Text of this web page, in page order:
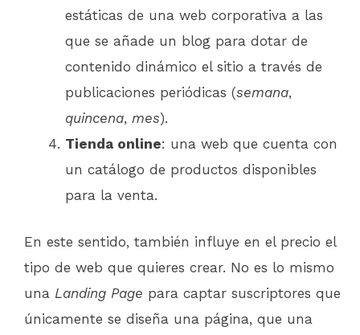
estáticas de una web corporativa a las
que se añade un blog para dotar de
contenido dinámico el sitio a través de
publicaciones periódicas (semana,
quincena, mes).
Tienda online: una web que cuenta con
un catálogo de productos disponibles
para la venta.
En este sentido, también influye en el precio el
tipo de web que quieres crear. No es lo mismo
una Landing Page para captar suscriptores que
únicamente se diseña una página, que una